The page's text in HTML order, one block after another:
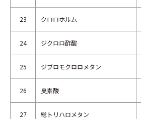
23 クロロホルム
24 ジクロロ酢酸
25 ジブロモクロロメタン
26 臭素酸
27 総トリハロメタン